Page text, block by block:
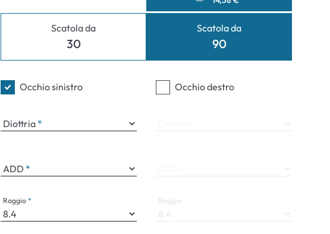
Scatola da
30
Scatola da
90
Occhio sinistro
Diottria
ADD
Raggio
Occhio destro
Raggio